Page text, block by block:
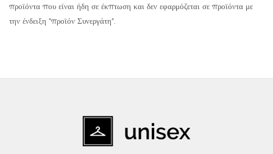
προϊόντα που είναι ήδη σε έκπτωση και δεν εφαρμόζεται σε προϊόντα με
την ένδειξη "προϊόν Συνεργάτη".